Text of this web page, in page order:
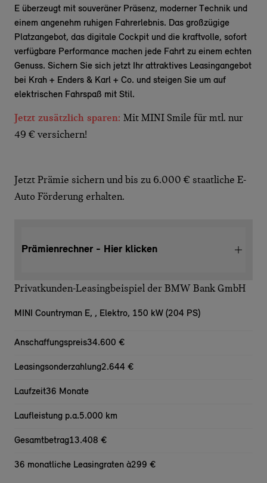
E überzeugt mit souveräner Präsenz, moderner Technik und
einem angenehm ruhigen Fahrerlebnis. Das großzügige
Platzangebot, das digitale Cockpit und die kraftvolle, sofort
verfügbare Performance machen jede Fahrt zu einem echten
Genuss. Sichern Sie sich jetzt Ihr attraktives Leasingangebot
bei Krah + Enders & Karl + Co. und steigen Sie um auf
elektrischen Fahrspaß mit Stil.
Jetzt zusätzlich sparen: Mit MINI Smile für mtl. nur
49 € versichern!
Jetzt Prämie sichern und bis zu 6.000 € staatliche E-
Auto Förderung erhalten.
Prämienrechner - Hier klicken
Privatkunden-Leasingbeispiel der BMW Bank GmbH
MINI Countryman E, , Elektro, 150 kW (204 PS)
Anschaffungspreis34.600 €
Leasingsonderzahlung2.644 €
Laufzeit36 Monate
Laufleistung p.a.5.000 km
Gesamtbetrag13.408 €
36 monatliche Leasingraten à299 €